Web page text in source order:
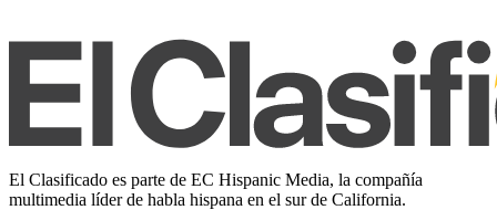
El Clasificado es parte de EC Hispanic Media, la compañía
multimedia líder de habla hispana en el sur de California.